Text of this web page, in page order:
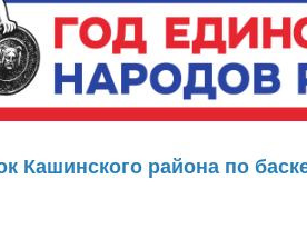
Кашинского района по